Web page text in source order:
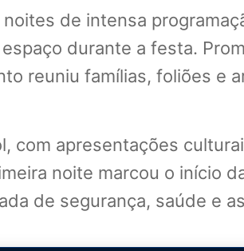
de intensa
durante a festa.
reuniu famílias, foliões e
com apresentações
noite marcou o início
de segurança, saúde e